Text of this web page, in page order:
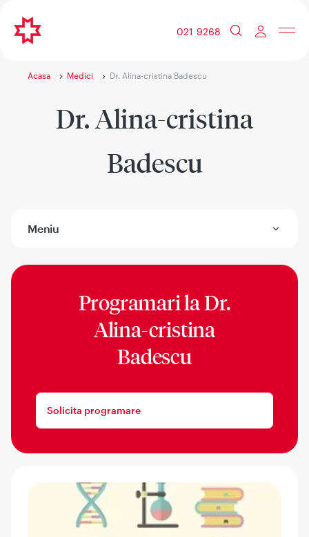
021 9268
Acasa Medici Dr. Alina-cristina Badescu
Dr. Alina-cristina
Badescu
Meniu
Programari laDr.
Alina-cristina
Badescu
Solicita programare